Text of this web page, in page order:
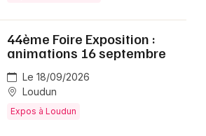
44ème Foire Exposition :
animations 16 septembre
Le 18/09/2026
Loudun
Expos à Loudun